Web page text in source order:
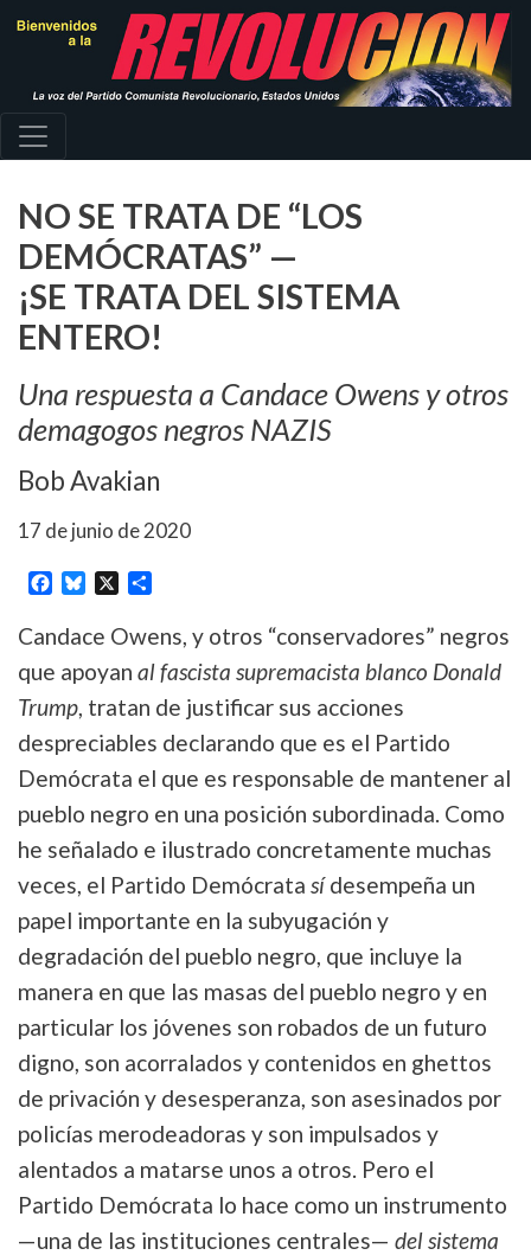
principal
NO SE TRATA DE “LOS
DEMÓCRATAS” —
¡SE TRATA DEL SISTEMA
ENTERO!
Una respuesta a Candace Owens y otros
demagogos negros NAZIS
Bob Avakian
17 de junio de 2020
Facebook
Bluesky
X
Candace Owens, y otros “conservadores” negros
que apoyan al fascista supremacista blanco Donald
Trump, tratan de justificar sus acciones
despreciables declarando que es el Partido
Demócrata el que es responsable de mantener al
pueblo negro en una posición subordinada. Como
he señalado e ilustrado concretamente muchas
veces, el Partido Demócrata sídesempeña un
papel importante en la subyugación y
degradación del pueblo negro, que incluye la
manera en que las masas del pueblo negro y en
particular los jóvenes son robados de un futuro
digno, son acorralados y contenidos en ghettos
de privación y desesperanza, son asesinados por
policías merodeadoras y son impulsados y
alentados a matarse unos a otros. Pero el
Partido Demócrata lo hace como un instrumento
—una de las instituciones centrales— del sistema